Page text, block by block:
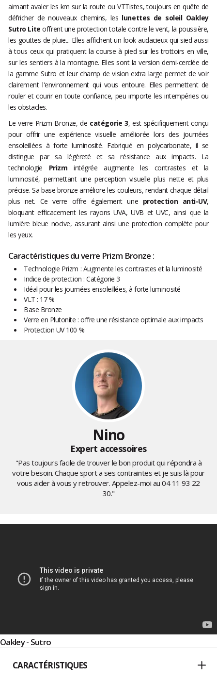
aimant avaler les km sur la route ou VTTistes, toujours en quête de
défricher de nouveaux chemins, les lunettes de soleil Oakley
Sutro Lite offrent une protection totale contre le vent, la poussière,
les gouttes de pluie... Elles affichent un look audacieux qui sied aussi
à tous ceux qui pratiquent la course à pied sur les trottoirs en ville,
sur les sentiers à la montagne. Elles sont la version demi-cerclée de
la gamme Sutro et leur champ de vision extra large permet de voir
clairement l'environnement qui vous entoure. Elles permettent de
rouler et courir en toute confiance, peu importe les intempéries ou
les obstacles.
Le verre Prizm Bronze, de catégorie 3, est spécifiquement conçu
pour offrir une expérience visuelle améliorée lors des journées
ensoleillées à forte luminosité. Fabriqué en polycarbonate, il se
distingue par sa légèreté et sa résistance aux impacts. La
technologie Prizm intégrée augmente les contrastes et la
luminosité, permettant une perception visuelle plus nette et plus
précise. Sa base bronze améliore les couleurs, rendant chaque détail
plus net. Ce verre offre également une protection anti-UV,
bloquant efficacement les rayons UVA, UVB et UVC, ainsi que la
lumière bleue nocive, assurant ainsi une protection complète pour
les yeux.
Caractéristiques du verre Prizm Bronze :
Technologie Prizm : Augmente les contrastes et la luminosité
Indice de protection : Catégorie 3
Idéal pour les journées ensoleillées, à forte luminosité
VLT : 17 %
Base Bronze
Verre en Plutonite : offre une résistance optimale aux impacts
Protection UV 100 %
Nino
Expert accessoires
"Pas toujours facile de trouver le bon produit qui répondra à
votre besoin. Chaque sport a ses contraintes et je suis là pour
vous aider à vous y retrouver. Appelez-moi au04 11 93 22
30."
Oakley - Sutro
CARACTÉRISTIQUES